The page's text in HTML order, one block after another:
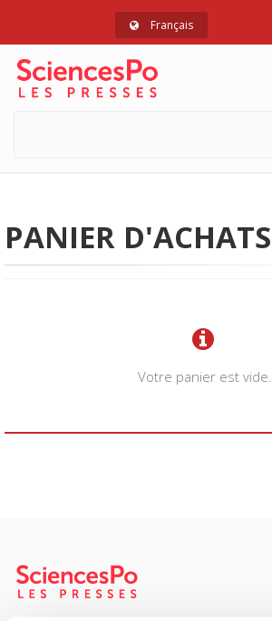
Français
PANIER D'ACHATS
Votre panier est vide.